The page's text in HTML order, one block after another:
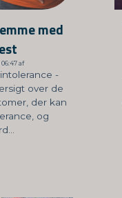
med
af
-
over de
der kan
og